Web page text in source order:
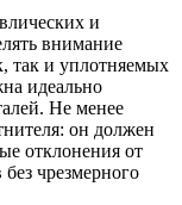
и
внимание
так и уплотняемых
идеально
Не менее
он должен
отклонения от
чрезмерного